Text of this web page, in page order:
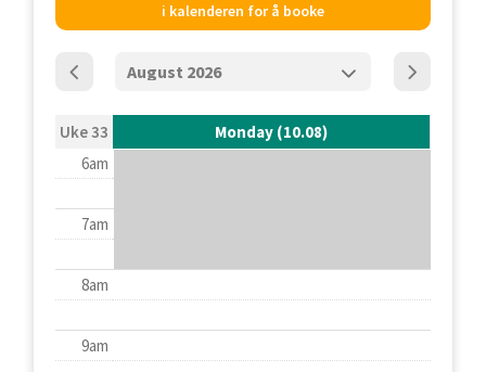
i kalenderen for å booke
Uke 33
Monday (10.08)
6am
7am
8am
9am